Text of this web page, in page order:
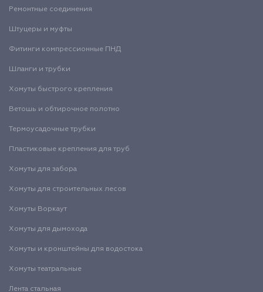
Ремонтные соединения
Штуцеры и муфты
Фитинги компрессионные ПНД
Шланги и трубки
Хомуты быстрого крепления
Ветошь и обтирочное полотно
Термоусадочные трубки
Пластиковые крепления для труб
Хомуты для забора
Хомуты для строительных лесов
Хомуты Воркаут
Хомуты для дымохода
Хомуты и кронштейны для водостока
Хомуты театральные
Лента стальная